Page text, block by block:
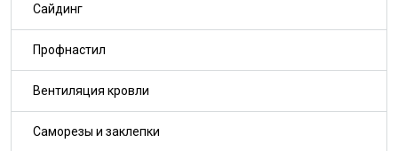
Сайдинг
Профнастил
Вентиляция кровли
Саморезы и заклепки